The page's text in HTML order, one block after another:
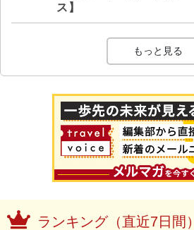
ス】
もっと見る
ランキング（直近7日間）